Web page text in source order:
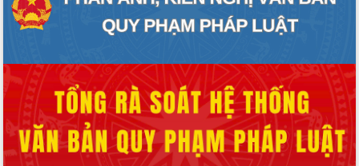
HĐND tỉnh thông qua điều chỉnh Quy
hoạch tỉnh thời kỳ 2021-2030
tầm nhìn đến năm 2050
Nâng cao hiệu quả hoạt động của các
doanh nghiệp nhà nước
Hội nghị triển khai kết nối mạng
truyền số liệu chuyên dùng phục vụ cơ
quan Đảng, Nhà nước